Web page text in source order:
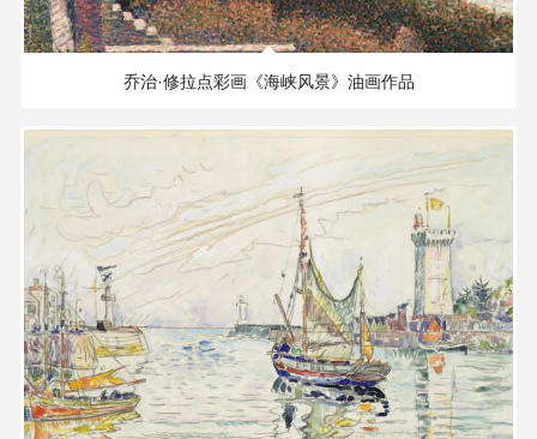
乔治·修拉点彩画《海峡风景》油画作品
3.68 MB 3811×2469 PX
集
品
/
Artwork
铜